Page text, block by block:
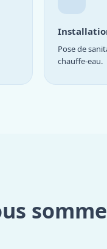
Pose de
chauffe-eau.